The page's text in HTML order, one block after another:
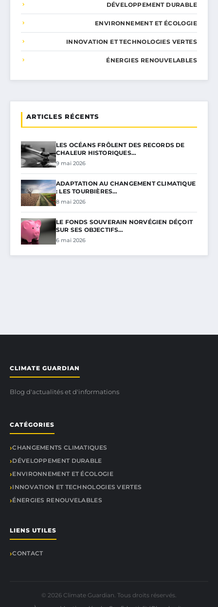
DÉVELOPPEMENT DURABLE
ENVIRONNEMENT ET ÉCOLOGIE
INNOVATION ET TECHNOLOGIES VERTES
ÉNERGIES RENOUVELABLES
ARTICLES RÉCENTS
LES OCÉANS FRÔLENT DES RECORDS DE
CHALEUR HISTORIQUES…
9 mai 2026
ADAPTATION AU CHANGEMENT CLIMATIQUE
: LES TOURBIÈRES…
8 mai 2026
LE FONDS SOUVERAIN NORVÉGIEN DÉÇOIT
SUR SES OBJECTIFS…
6 mai 2026
CLIMATE GUARDIAN
Blog d'actualités et d'informations
CATÉGORIES
CHANGEMENTS CLIMATIQUES
DÉVELOPPEMENT DURABLE
ENVIRONNEMENT ET ÉCOLOGIE
INNOVATION ET TECHNOLOGIES VERTES
ÉNERGIES RENOUVELABLES
LIENS UTILES
CONTACT
© 2026 Climate Guardian. Tous droits réservés.